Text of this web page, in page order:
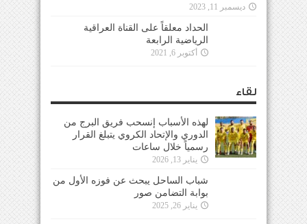
ديسمبر 11, 2023
الحداد معلقاً على القناة العراقية
الرياضية الرابعة
أكتوبر 6, 2021
لقاء
لهذه الأسباب إنسحب فريق البرج من
الدوري والإتحاد الكروي يتبلغ القرار
رسمياً خلال ساعات
يناير 13, 2026
شباب الساحل يبحث عن فوزه الأول من
بوابة التضامن صور
يناير 26, 2025